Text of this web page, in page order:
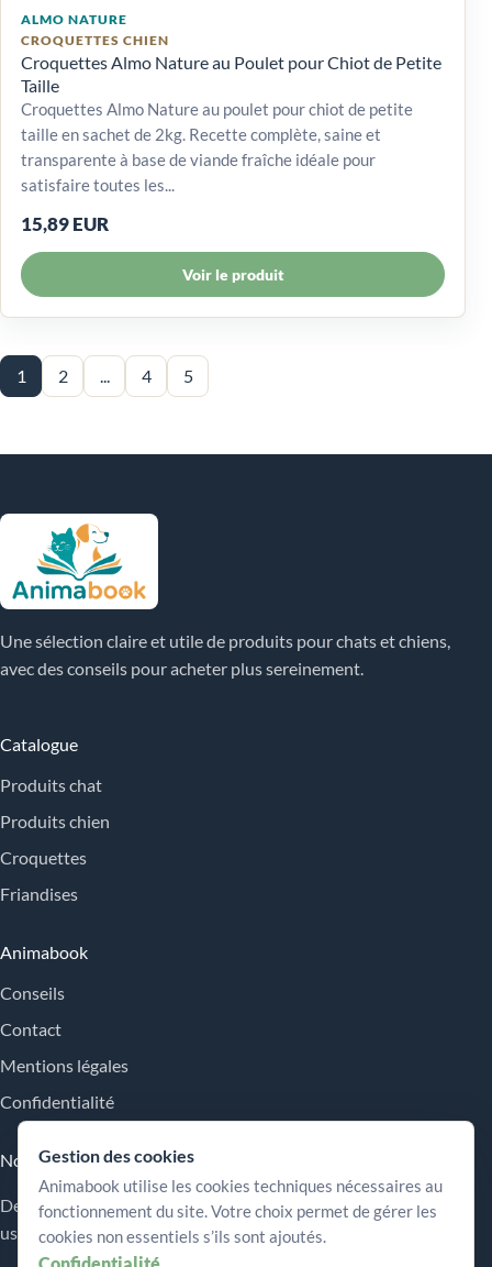
ALMO NATURE
CROQUETTES CHIEN
Croquettes Almo Nature au Poulet pour Chiot de Petite
Taille
Croquettes Almo Nature au poulet pour chiot de petite
taille en sachet de 2kg. Recette complète, saine et
transparente à base de viande fraîche idéale pour
satisfaire toutes les...
15,89 EUR
Voir le produit
1 2 ... 4 5
Une sélection claire et utile de produits pour chats et chiens,
avec des conseils pour acheter plus sereinement.
Catalogue
Produits chat
Produits chien
Croquettes
Friandises
Animabook
Conseils
Contact
Mentions légales
Confidentialité
Nos engagements
Des repères simples pour comparer les offres, comprendre les
usages et choisir plus sereinement.
Gestion des cookies
Animabook utilise les cookies techniques nécessaires au
fonctionnement du site. Votre choix permet de gérer les
cookies non essentiels s’ils sont ajoutés.